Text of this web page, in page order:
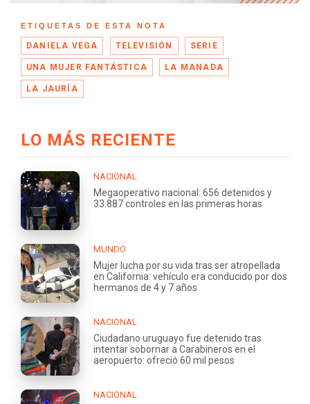
ETIQUETAS DE ESTA NOTA
DANIELA VEGA TELEVISIÓN SERIE
UNA MUJER FANTÁSTICA LA MANADA
LA JAURÍA
LO MÁS RECIENTE
NACIONAL
Megaoperativo nacional: 656 detenidos y
33.887 controles en las primeras horas
MUNDO
Mujer lucha por su vida tras ser atropellada
en California: vehículo era conducido por dos
hermanos de 4 y 7 años
NACIONAL
Ciudadano uruguayo fue detenido tras
intentar sobornar a Carabineros en el
aeropuerto: ofreció 60 mil pesos
NACIONAL